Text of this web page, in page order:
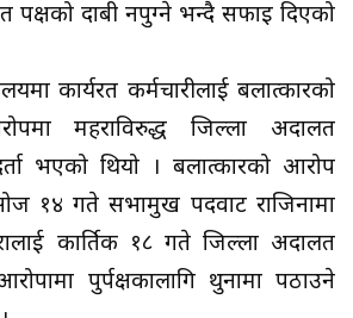
पक्षको दाबी नपुग्ने भन्दै सफाइ दिएको
कार्यरत कर्मचारीलाई बलात्कारको
महराविरुद्ध जिल्ला अदालत
भएको थियो । बलात्कारको आरोप
१४ गते सभामुख पदवाट राजिनामा
कार्तिक १८ गते जिल्ला अदालत
पुर्पक्षकालागि थुनामा पठाउने